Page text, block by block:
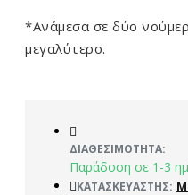
*Ανάμεσα σε δύο
μεγαλύτερο.
ΔΙΑΘΕΣΙΜΌΤΗΤΑ:
Παράδοση σε 1-3
ΚΑΤΑΣΚΕΥΑΣΤΉΣ: